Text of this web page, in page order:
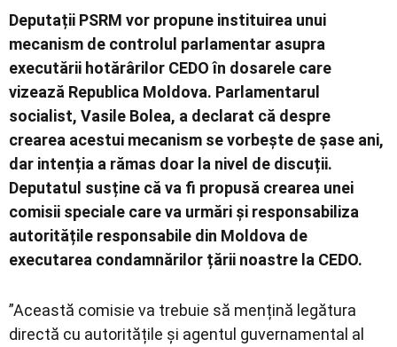
Deputații PSRM vor propune instituirea unui
mecanism de controlul parlamentar asupra
executării hotărârilor CEDO în dosarele care
vizează Republica Moldova. Parlamentarul
socialist, Vasile Bolea, a declarat că despre
crearea acestui mecanism se vorbește de șase ani,
dar intenția a rămas doar la nivel de discuții.
Deputatul susține că va fi propusă crearea unei
comisii speciale care va urmări și responsabiliza
autoritățile responsabile din Moldova de
executarea condamnărilor țării noastre la CEDO.
”Această comisie va trebuie să mențină legătura
directă cu autoritățile și agentul guvernamental al